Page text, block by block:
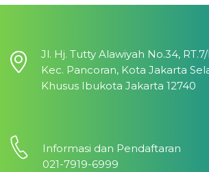
Jl. Hj. Tutty Alawiyah No.34,
Kec. Pancoran, Kota Jakarta
Khusus Ibukota Jakarta 12740
Informasi dan Pendaftaran
021-7919-6999